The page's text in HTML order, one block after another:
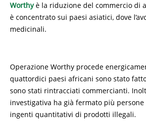
Worthyè la riduzione del commercio di
è concentrato sui paesi asiatici, dove
medicinali.
Operazione Worthy procede
quattordici paesi africani sono stato
sono stati rintracciati commercianti.
investigativa ha già fermato più
ingenti quantitativi di prodotti illegali.